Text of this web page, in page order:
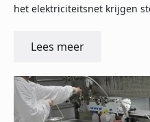
het elektriciteitsnet krijgen
Lees meer